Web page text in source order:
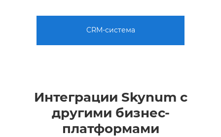
CRM-система
Интеграции Skynum с
другими бизнес-
платформами